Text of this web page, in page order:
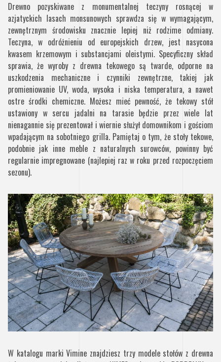
Drewno pozyskiwane z monumentalnej teczyny rosnącej w
azjatyckich lasach monsunowych sprawdza się w wymagającym,
zewnętrznym środowisku znacznie lepiej niż rodzime odmiany.
Teczyna, w odróżnieniu od europejskich drzew, jest nasycona
kwasem krzemowym i substancjami oleistymi. Specyficzny skład
sprawia, że wyroby z drewna tekowego są twarde, odporne na
uszkodzenia mechaniczne i czynniki zewnętrzne, takiej jak
promieniowanie UV, woda, wysoka i niska temperatura, a nawet
ostre środki chemiczne. Możesz mieć pewność, że tekowy stół
ustawiony w sercu jadalni na tarasie będzie przez wiele lat
nienagannie się prezentował i wiernie służył domownikom i gościom
wpadającym na sobotniego grilla. Pamiętaj o tym, że stoły tekowe,
podobnie jak inne meble z naturalnych surowców, powinny być
regularnie impregnowane (najlepiej raz w roku przed rozpoczęciem
sezonu).
W katalogu marki Vimine znajdziesz trzy modele stołów z drewna